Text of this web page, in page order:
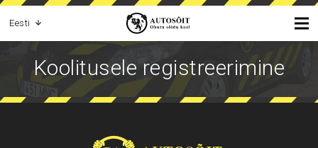
Eesti
Koolitusele registreerimine